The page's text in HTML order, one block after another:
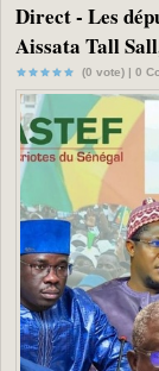
Direct - Les
Aissata Tall
(0 vote) | 0